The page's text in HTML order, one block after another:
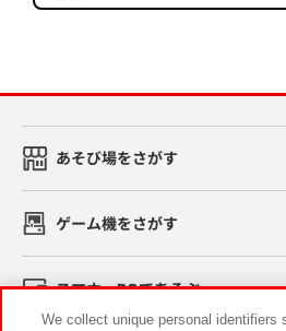
あそび場をさがす
ゲーム機をさがす
スマホ・PCであそぶ
We collect unique personal identifiers